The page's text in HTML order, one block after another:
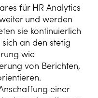
für HR Analytics
und werden
sie kontinuierlich
an den stetig
wie
von Berichten,
einer